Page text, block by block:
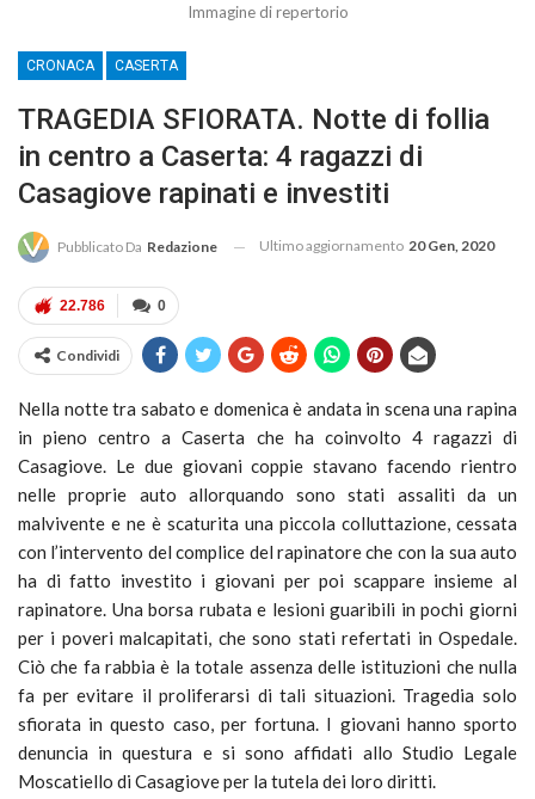
Immagine di repertorio
CRONACA CASERTA
TRAGEDIA SFIORATA. Notte di follia
in centro a Caserta: 4 ragazzi di
Casagiove rapinati e investiti
Pubblicato Da Redazione Ultimo aggiornamento 20 Gen, 2020
0
22.786
Condividi
Nella notte tra sabato e domenica è andata in scena una rapina
in pieno centro a Caserta che ha coinvolto 4 ragazzi di
Casagiove. Le due giovani coppie stavano facendo rientro
nelle proprie auto allorquando sono stati assaliti da un
malvivente e ne è scaturita una piccola colluttazione, cessata
con l’intervento del complice del rapinatore che con la sua auto
ha di fatto investito i giovani per poi scappare insieme al
rapinatore. Una borsa rubata e lesioni guaribili in pochi giorni
per i poveri malcapitati, che sono stati refertati in Ospedale.
Ciò che fa rabbia è la totale assenza delle istituzioni che nulla
fa per evitare il proliferarsi di tali situazioni. Tragedia solo
sfiorata in questo caso, per fortuna. I giovani hanno sporto
denuncia in questura e si sono affidati allo Studio Legale
Moscatiello di Casagiove per la tutela dei loro diritti.